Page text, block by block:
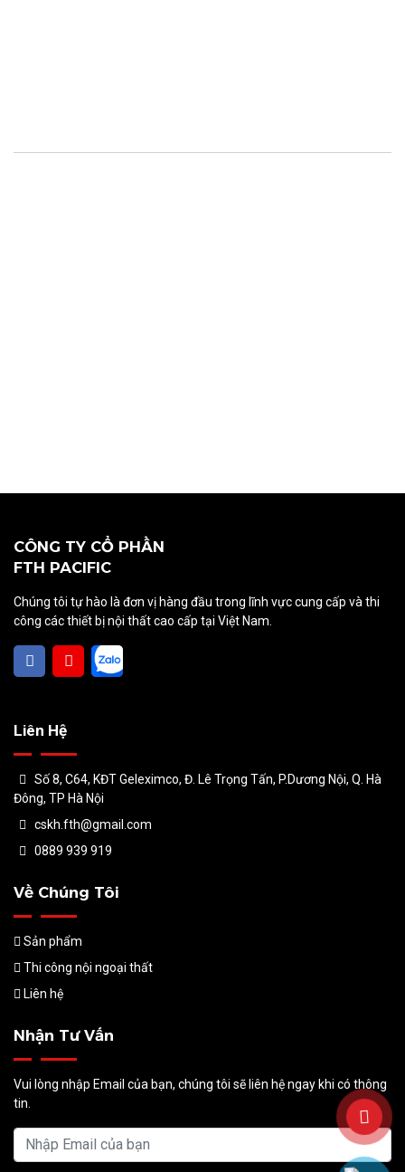
CÔNG TY CỔ PHẦN
FTH PACIFIC
Chúng tôi tự hào là đơn vị hàng đầu trong lĩnh vực cung cấp và thi
công các thiết bị nội thất cao cấp tại Việt Nam.
Liên Hệ
Số 8, C64, KĐT Geleximco, Đ. Lê Trọng Tấn, P.Dương Nội, Q. Hà
Đông, TP Hà Nội
cskh.fth@gmail.com
0889 939 919
Về Chúng Tôi
Sản phẩm
Thi công nội ngoại thất
Liên hệ
Nhận Tư Vấn
Vui lòng nhập Email của bạn, chúng tôi sẽ liên hệ ngay khi có thông
tin.